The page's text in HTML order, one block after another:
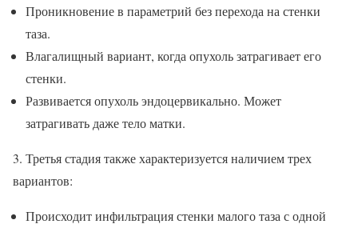
Проникновение в параметрий без перехода на стенки
таза.
Влагалищный вариант, когда опухоль затрагивает его
стенки.
Развивается опухоль эндоцервикально. Может
затрагивать даже тело матки.
3. Третья стадия также характеризуется наличием трех
вариантов:
Происходит инфильтрация стенки малого таза с одной